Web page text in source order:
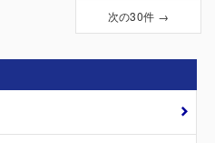
次の30件 →